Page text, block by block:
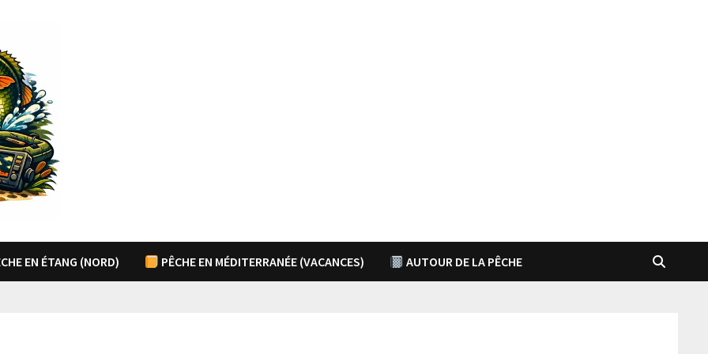
EN ÉTANG (NORD) PÊCHE EN MÉDITERRANÉE (VACANCES) AUTOUR DE LA PÊCHE